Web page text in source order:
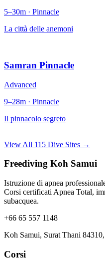
5–30m · Pinnacle
La città delle anemoni
Samran Pinnacle
Advanced
9–28m · Pinnacle
Il pinnacolo segreto
View All 115 Dive Sites →
Freediving Koh Samui
Istruzione di apnea
Corsi certificati Apnea Total,
subacquea.
+66 65 557 1148
Koh Samui, Surat Thani
Corsi